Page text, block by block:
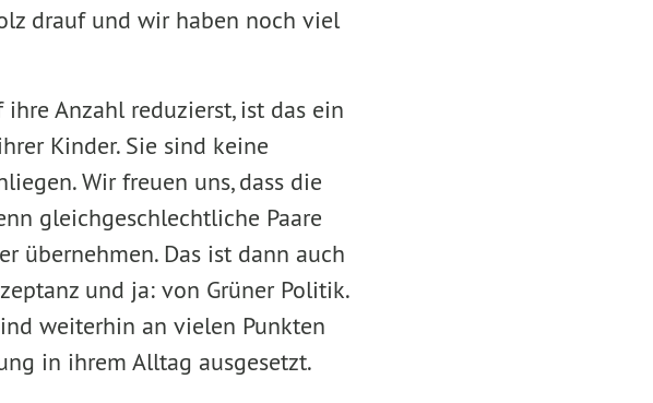
drauf und wir haben noch viel
Anzahl reduzierst, ist das ein
Kinder. Sie sind keine
Wir freuen uns, dass die
gleichgeschlechtliche Paare
übernehmen. Das ist dann auch
und ja: von Grüner Politik.
weiterhin an vielen Punkten
in ihrem Alltag ausgesetzt.